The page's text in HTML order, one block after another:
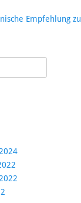
Empfehlung